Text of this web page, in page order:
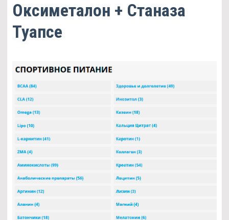
Оксиметалон + Станаза
Туапсе